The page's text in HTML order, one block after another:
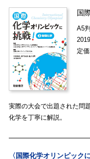
国
A5
定
実際の大会で出題された問
化学を丁寧に解説。
〈国際化学オリンピック